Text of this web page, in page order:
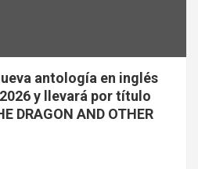
antología en inglés
y llevará por título
DRAGON AND OTHER